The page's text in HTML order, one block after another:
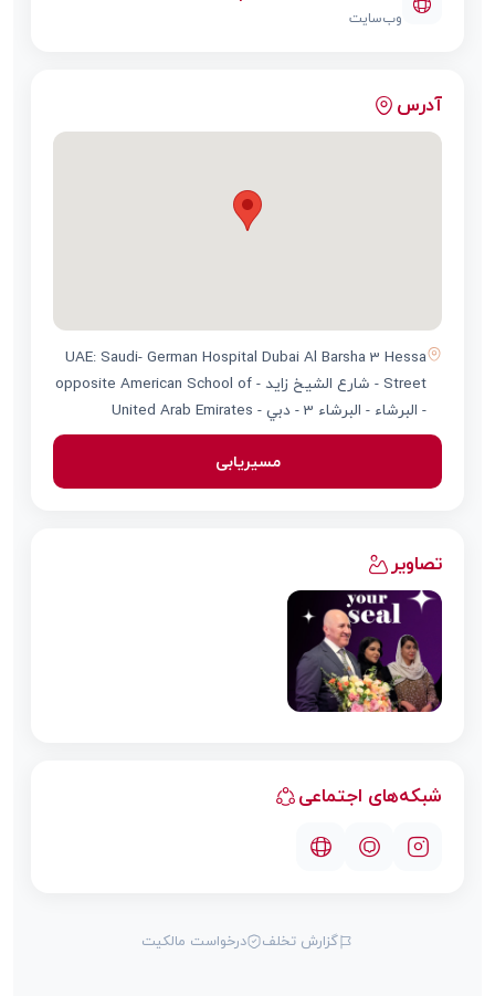
وب‌سایت
آدرس
UAE: Saudi- German Hospital Dubai Al Barsha 3 Hessa
Street - شارع الشيخ زايد - opposite American School of
- البرشاء - البرشاء 3 - دبي - United Arab Emirates
مسیریابی
تصاویر
شبکه‌های اجتماعی
گزارش تخلف درخواست مالکیت